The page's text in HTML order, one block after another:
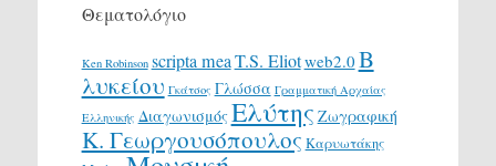
Θεματολόγιο
Ken Robinson scripta meaT.S. Eliotweb2.0 Β
λυκείου Γκάτσος Γλώσσα Γραμματική Αρχαίας
Ελληνικής ΔιαγωνισμόςΕλύτης Ζωγραφική
Κ. Γεωργουσόπουλος Καρυωτάκης